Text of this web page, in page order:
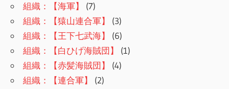
組織：【海軍】
(7)
組織：【猿山連合軍】
(3)
組織：【王下七武海】
(6)
組織：【白ひげ海賊団】
(1)
組織：【赤髪海賊団】
(4)
組織：【連合軍】
(2)